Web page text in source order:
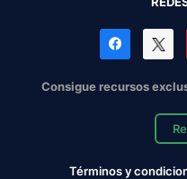
Consigue recursos
Términos y